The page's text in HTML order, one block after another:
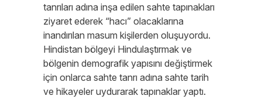
tanrıları adına inşa edilen sahte tapınakları
ziyaret ederek “hacı” olacaklarına
inandırılan masum kişilerden oluşuyordu.
Hindistan bölgeyi Hindulaştırmak ve
bölgenin demografik yapısını değiştirmek
için onlarca sahte tanrı adına sahte tarih
ve hikayeler uydurarak tapınaklar yaptı.